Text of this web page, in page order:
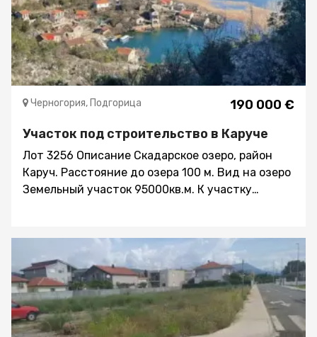
190 000 €
Черногория, Подгорица
Участок под строительство в Каруче
Лот 3256 Описание Скадарское озеро, район
Каруч. Расстояние до озера 100 м. Вид на озеро
Земельный участок 95000кв.м. К участку
близости Цена одного квадратного метра – 2
евро Стоимость участка 190000 евро
Недвижимость у моря с грамотной локацией
теперь рассматривают как объекты инвестиций
с круглогодичной (а не сезонной) доходностью.
Вкладывать средства в недвижимость на